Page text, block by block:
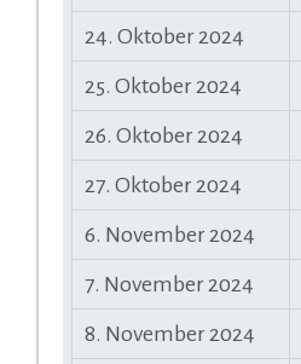
24. Oktober 2024
25. Oktober 2024
26. Oktober 2024
27. Oktober 2024
6. November 2024
7. November 2024
8. November 2024